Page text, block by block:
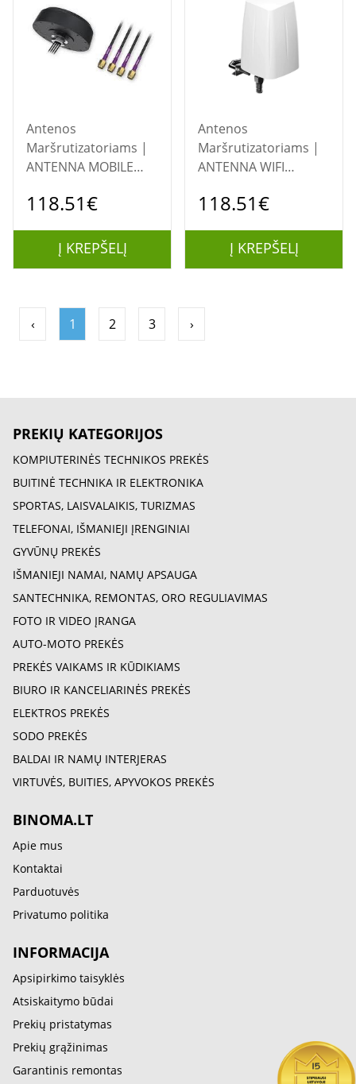
Antenos
Maršrutizatoriams |
ANTENNA MOBILE
5G/COMBO MIMO
118.51€
Į KREPŠELĮ
Antenos
Maršrutizatoriams |
ANTENNA WIFI
LTE/PR1IC860
118.51€
Į KREPŠELĮ
‹ 1 2 3 ›
PREKIŲ KATEGORIJOS
KOMPIUTERINĖS TECHNIKOS PREKĖS
BUITINĖ TECHNIKA IR ELEKTRONIKA
SPORTAS, LAISVALAIKIS, TURIZMAS
TELEFONAI, IŠMANIEJI ĮRENGINIAI
GYVŪNŲ PREKĖS
IŠMANIEJI NAMAI, NAMŲ APSAUGA
SANTECHNIKA, REMONTAS, ORO REGULIAVIMAS
FOTO IR VIDEO ĮRANGA
AUTO-MOTO PREKĖS
PREKĖS VAIKAMS IR KŪDIKIAMS
BIURO IR KANCELIARINĖS PREKĖS
ELEKTROS PREKĖS
SODO PREKĖS
BALDAI IR NAMŲ INTERJERAS
VIRTUVĖS, BUITIES, APYVOKOS PREKĖS
BINOMA.LT
Apie mus
Kontaktai
Parduotuvės
Privatumo politika
INFORMACIJA
Apsipirkimo taisyklės
Atsiskaitymo būdai
Prekių pristatymas
Prekių grąžinimas
Garantinis remontas